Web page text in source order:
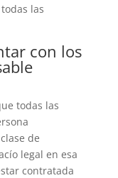
las
con los
todas las
de
legal en esa
contratada